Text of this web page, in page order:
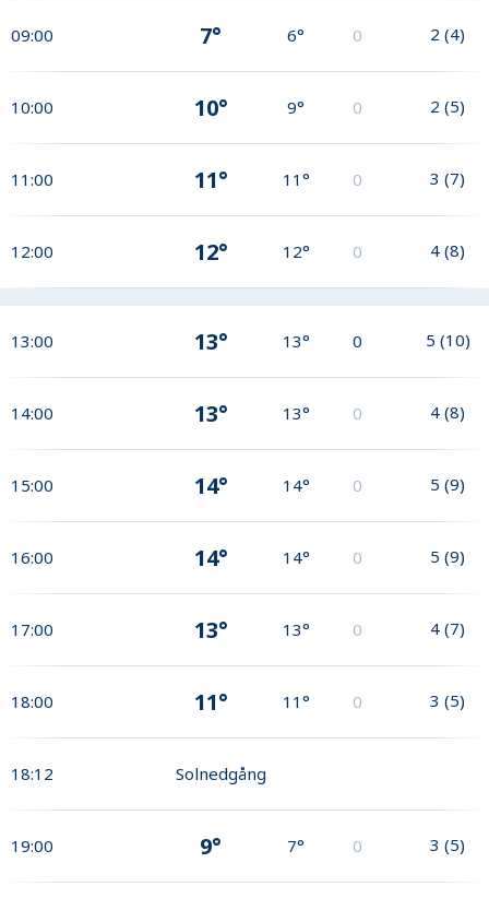
09:00 7° 6° 0 2 (4)
10:00 10° 9° 0 2 (5)
11:00 11° 11° 0 3 (7)
12:00 12° 12° 0 4 (8)
13:00 13° 13° 0 5 (10)
14:00 13° 13° 0 4 (8)
15:00 14° 14° 0 5 (9)
16:00 14° 14° 0 5 (9)
17:00 13° 13° 0 4 (7)
18:00 11° 11° 0 3 (5)
18:12 Solnedgång
19:00 9° 7° 0 3 (5)